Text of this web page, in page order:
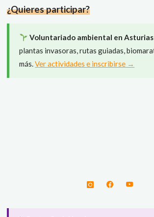
MIDE?"
¿Quieres participar?
Voluntariado ambiental en Asturias
plantas invasoras, rutas guiadas,
más.Ver actividades e inscribirse →